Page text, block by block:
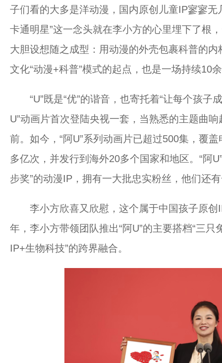
子们看的大多是洋动漫，国内原创儿童IP寥寥无
卡通明星”这一念头就在李小方的心里埋下了根
大胆设想随之成型：用动漫的外壳包裹科普的
文化“动漫+科普”模式的起点，也是一场持续10
“U”既是“优”的谐音，也寄托着“让每个孩子
U”动画片首次登陆央视一套，当熟悉的主题曲
前。如今，“阿U”系列动画片已超过500集，覆
多亿次，并发行到海外20多个国家和地区。“阿
步奖”的动漫IP，拥有一大批忠实粉丝，他们还
李小方欣喜又欣慰，这个属于中国孩子原创
年，李小方带领团队推出“阿U”的主要搭档“三只
IP+生物科技”的跨界融合。